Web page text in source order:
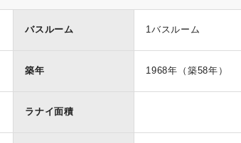
バスルーム 1バスルーム
築年 1968年（築58年）
ラナイ面積